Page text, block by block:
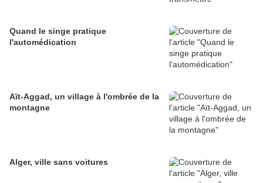
Quand le singe pratique
l'automédication
Aït-Aggad, un village à l'ombrée de la
montagne
Alger, ville sans voitures